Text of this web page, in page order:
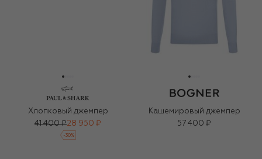
Хлопковый джемпер
41 400 ₽28 950 ₽
-30%
Кашемировый джемпер
57 400 ₽